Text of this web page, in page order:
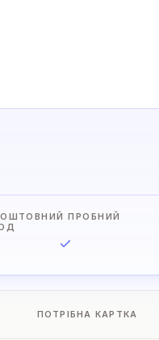
ПРОБНИЙ
ПОТРІБНА КАРТКА